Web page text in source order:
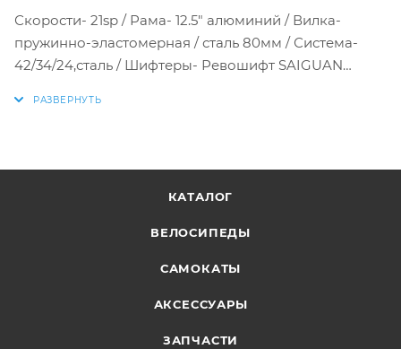
Скорости- 21sp / Рама- 12.5" алюминий / Вилка-
пружинно-эластомерная / сталь 80мм / Система-
42/34/24,сталь / Шифтеры- Ревошифт SAIGUAN
КАТАЛОГ
ВЕЛОСИПЕДЫ
САМОКАТЫ
АКСЕССУАРЫ
ЗАПЧАСТИ